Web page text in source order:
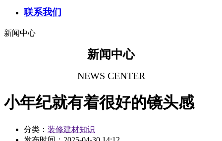
联系我们
新闻中心
新闻中心
NEWS CENTER
小年纪就有着很好的镜头感
分类： 装修建材知识